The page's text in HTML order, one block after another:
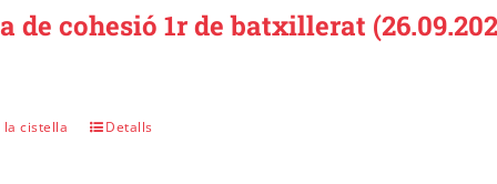
de cohesió 1r de batxillerat
la cistella Detalls